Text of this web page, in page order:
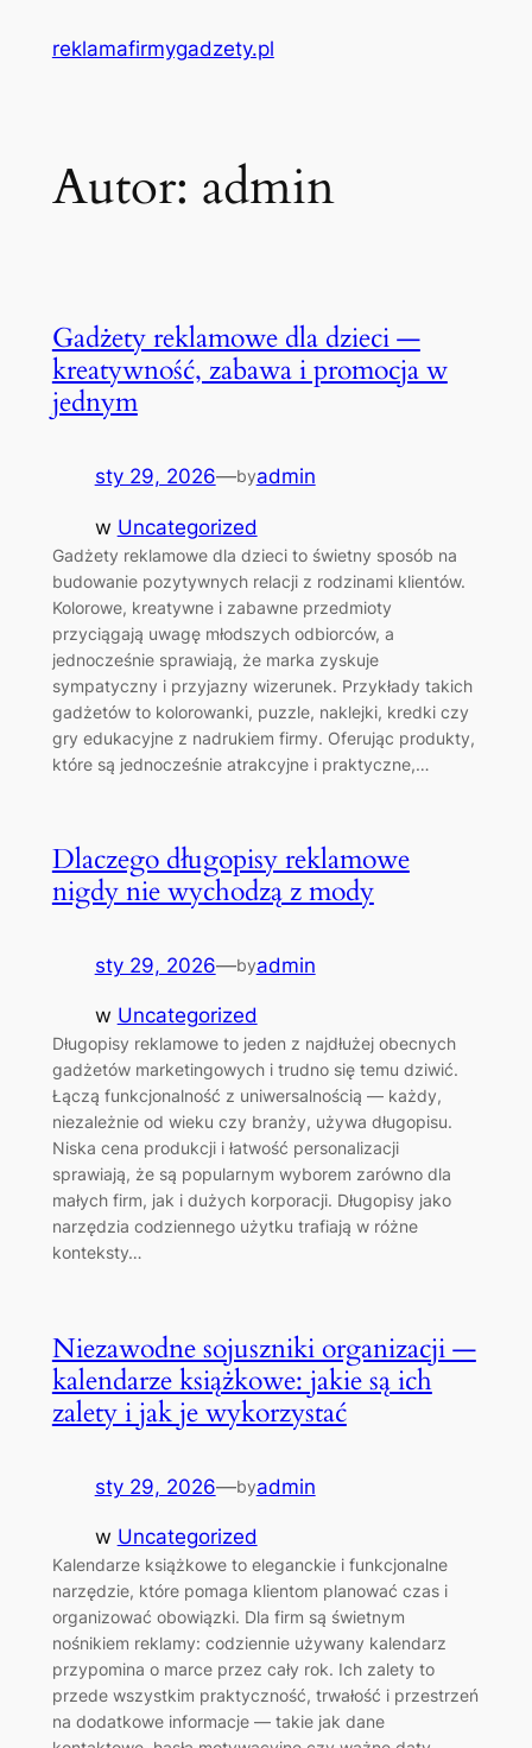
reklamafirmygadzety.pl
Autor: admin
Gadżety reklamowe dla dzieci —
kreatywność, zabawa i promocja w
jednym
sty 29, 2026—byadmin
w Uncategorized
Gadżety reklamowe dla dzieci to świetny sposób na
budowanie pozytywnych relacji z rodzinami klientów.
Kolorowe, kreatywne i zabawne przedmioty
przyciągają uwagę młodszych odbiorców, a
jednocześnie sprawiają, że marka zyskuje
sympatyczny i przyjazny wizerunek. Przykłady takich
gadżetów to kolorowanki, puzzle, naklejki, kredki czy
gry edukacyjne z nadrukiem firmy. Oferując produkty,
które są jednocześnie atrakcyjne i praktyczne,…
Dlaczego długopisy reklamowe
nigdy nie wychodzą z mody
sty 29, 2026—byadmin
w Uncategorized
Długopisy reklamowe to jeden z najdłużej obecnych
gadżetów marketingowych i trudno się temu dziwić.
Łączą funkcjonalność z uniwersalnością — każdy,
niezależnie od wieku czy branży, używa długopisu.
Niska cena produkcji i łatwość personalizacji
sprawiają, że są popularnym wyborem zarówno dla
małych firm, jak i dużych korporacji. Długopisy jako
narzędzia codziennego użytku trafiają w różne
konteksty…
Niezawodne sojuszniki organizacji —
kalendarze książkowe: jakie są ich
zalety i jak je wykorzystać
sty 29, 2026—byadmin
w Uncategorized
Kalendarze książkowe to eleganckie i funkcjonalne
narzędzie, które pomaga klientom planować czas i
organizować obowiązki. Dla firm są świetnym
nośnikiem reklamy: codziennie używany kalendarz
przypomina o marce przez cały rok. Ich zalety to
przede wszystkim praktyczność, trwałość i przestrzeń
na dodatkowe informacje — takie jak dane